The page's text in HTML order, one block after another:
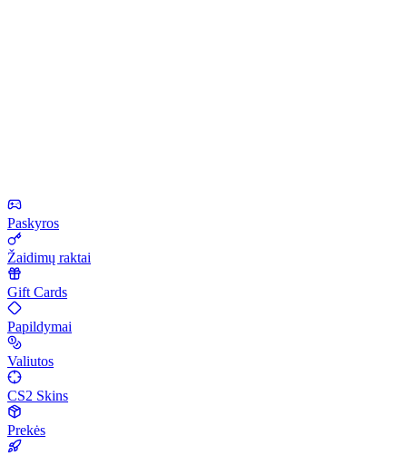
Paskyros
Žaidimų raktai
Gift Cards
Papildymai
Valiutos
CS2 Skins
Prekės